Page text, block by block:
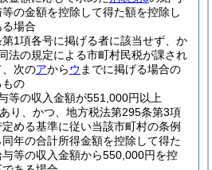
の金額を控除して得た額を控除し
場合
1項各号に掲げる者に該当せず、か
法の規定による市町村民税が課され
次のアからウ までに掲げる場合の
もの
等の収入金額が551,000円以上
り、かつ、地方税法第295条第3項
める基準に従い当該市町村の条例
年の合計所得金額を控除して得た
等の収入金額から550,000円を控